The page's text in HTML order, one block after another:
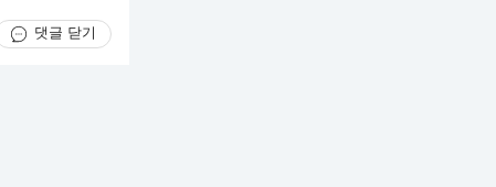
댓글 닫기